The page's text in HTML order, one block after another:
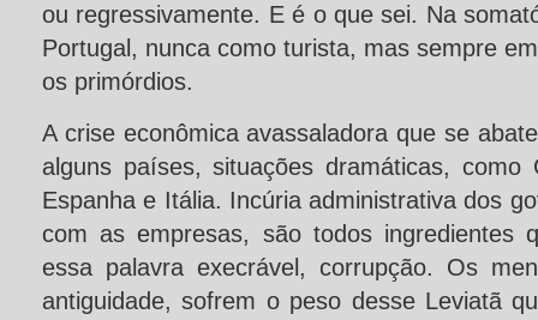
ou regressivamente. E é o que sei. Na
Portugal, nunca como turista, mas sempre
os primórdios.
A crise econômica avassaladora que se
alguns países, situações dramáticas, como
Espanha e Itália. Incúria administrativa dos
com as empresas, são todos ingredientes
essa palavra execrável, corrupção. Os
antiguidade, sofrem o peso desse Leviatã